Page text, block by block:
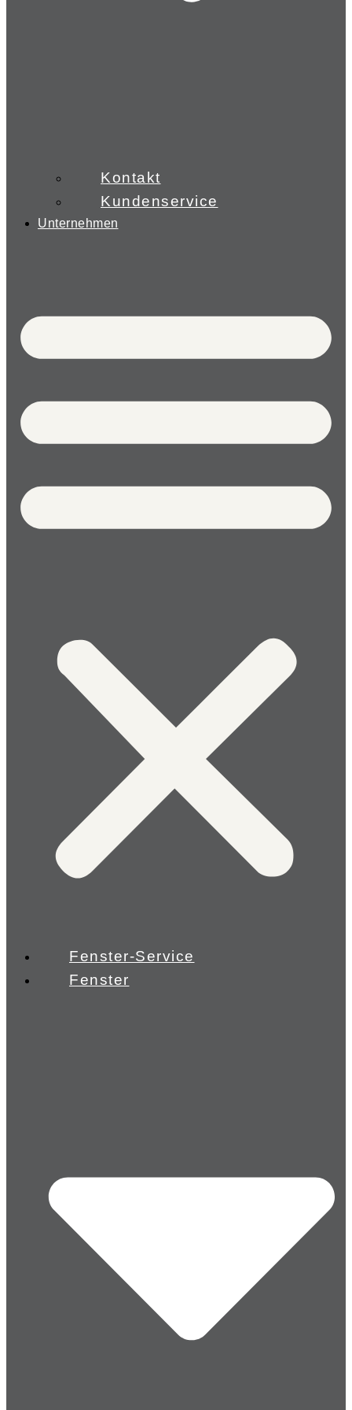
Kontakt
Kundenservice
Unternehmen
Fenster-Service
Fenster